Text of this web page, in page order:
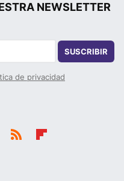
NEWSLETTER
SUSCRIBIR
de privacidad